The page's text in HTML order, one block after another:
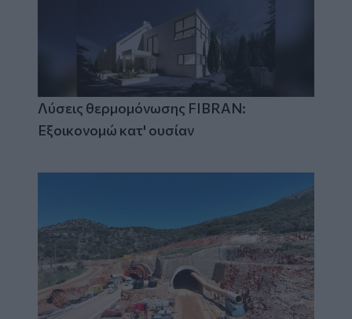
Λύσεις θερμομόνωσης FIBRAN:
Εξοικονομώ κατ' ουσίαν